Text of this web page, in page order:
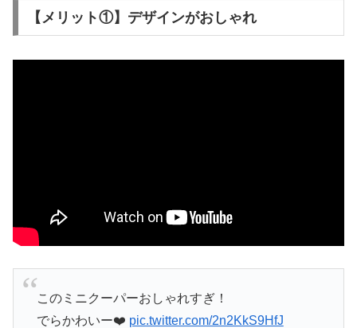
【メリット①】デザインがおしゃれ
このミニクーパーおしゃれすぎ！
でらかわいー❤️ pic.twitter.com/2n2KkS9HfJ